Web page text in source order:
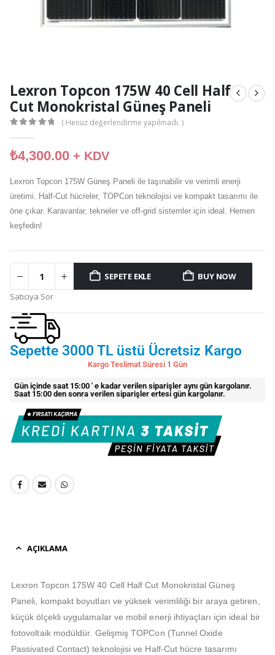
Lexron Topcon 175W 40 Cell Half
Cut Monokristal Güneş Paneli
( Henüz değerlendirme yapılmadı. )
₺4,300.00 + KDV
Lexron Topcon 175W Güneş Paneli ile taşınabilir ve verimli enerji
üretimi. Half-Cut hücreler, TOPCon teknolojisi ve kompakt tasarımı ile
öne çıkar. Karavanlar, tekneler ve off-grid sistemler için ideal. Hemen
keşfedin!
SEPETE EKLE
BUY NOW
Satıcıya Sor
Sepette 3000 TL üstü Ücretsiz Kargo
Kargo Teslimat Süresi 1 Gün
Gün içinde saat 15:00 ' e kadar verilen siparişler aynı gün kargolanır.
Saat 15:00 den sonra verilen siparişler ertesi gün kargolanır.
AÇIKLAMA
Lexron Topcon 175W 40 Cell Half Cut Monokristal Güneş
Paneli, kompakt boyutları ve yüksek verimliliği bir araya getiren,
küçük ölçekli uygulamalar ve mobil enerji ihtiyaçları için ideal bir
fotovoltaik modüldür. Gelişmiş TOPCon (Tunnel Oxide
Passivated Contact) teknolojisi ve Half-Cut hücre tasarımı